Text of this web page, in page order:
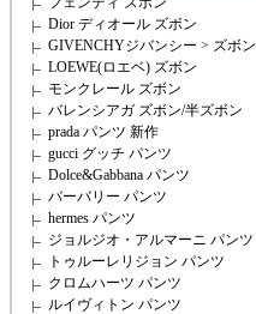
Dior ディオール ズボン
GIVENCHYジバンシー > ズボン
LOEWE(ロエベ) ズボン
モンクレール ズボン
バレンシアガ ズボン/半ズボン
prada パンツ 新作
gucci グッチ パンツ
Dolce&Gabbana パンツ
バーバリー パンツ
hermes パンツ
ジョルジオ・アルマーニ パンツ
トゥルーレリジョン パンツ
クロムハーツ パンツ
ルイヴィトン パンツ